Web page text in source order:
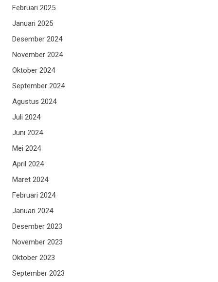
Februari 2025
Januari 2025
Desember 2024
November 2024
Oktober 2024
September 2024
Agustus 2024
Juli 2024
Juni 2024
Mei 2024
April 2024
Maret 2024
Februari 2024
Januari 2024
Desember 2023
November 2023
Oktober 2023
September 2023